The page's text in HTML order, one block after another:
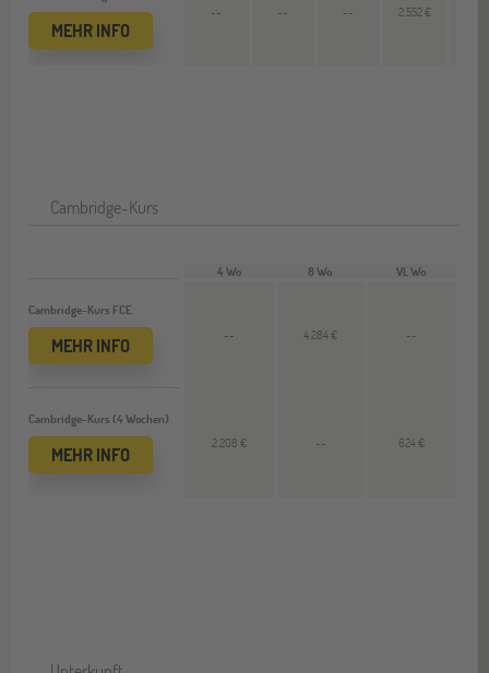
MEHR INFO
-- -- -- 2.552 €
Cambridge-Kurs
Cambridge-Kurs FCE
MEHR INFO
Cambridge-Kurs (4 Wochen)
MEHR INFO
4 Wo 8 Wo VL Wo
-- 4.284 € --
2.208 € -- 624 €